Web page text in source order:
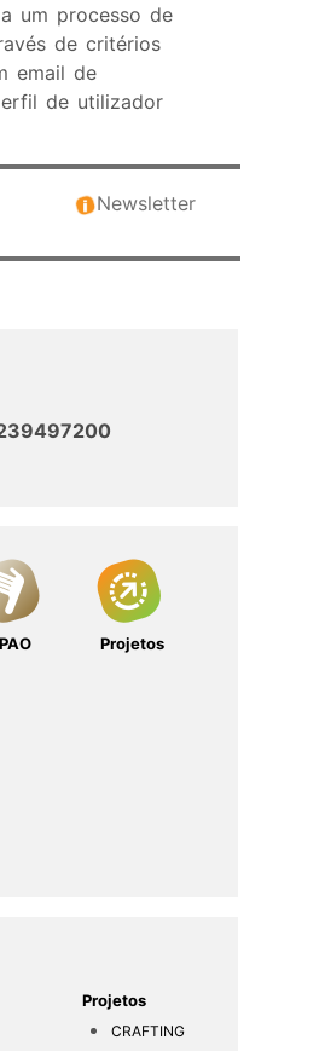
um processo de
de critérios
email de
de utilizador
Newsletter
Projetos
Projetos
CRAFTING